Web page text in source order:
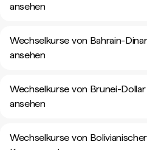
ansehen
Wechselkurse von Bahrain-
ansehen
Wechselkurse von Brunei-
ansehen
Wechselkurse von